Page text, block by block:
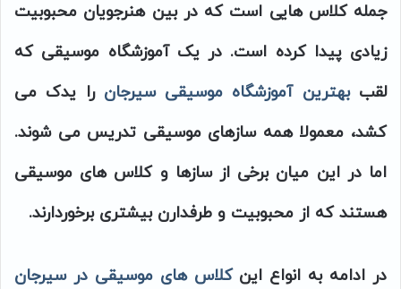
جمله کلاس هایی است که در بین هنرجویان محبوبیت
زیادی پیدا کرده است. در یک آموزشگاه موسیقی که
لقببهترین آموزشگاه موسیقی سیرجان را یدک می
کشد، معمولا همه سازهای موسیقی تدریس می شوند.
اما در این میان برخی از سازها و کلاس های موسیقی
هستند که از محبوبیت و طرفدارن بیشتری برخوردارند.
در ادامه به انواع اینکلاس های موسیقی در سیرجان